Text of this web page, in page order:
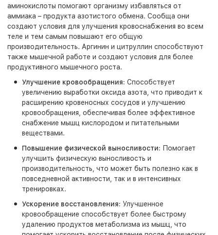
аминокислоты помогают организму избавляться от
аммиака – продукта азотистого обмена. Сообща они
создают условия для улучшения кровоснабжения во всем
теле и тем самым повышают его общую
производительность. Аргинин и цитруллин способствуют
также мышечной работе и создают условия для более
продуктивного мышечного роста.
Улучшение кровообращения: Способствует
увеличению выработки оксида азота, что приводит к
расширению кровеносных сосудов и улучшению
кровообращения, обеспечивая более эффективное
снабжение мышц кислородом и питательными
веществами.
Повышение физической выносливости: Помогает
улучшить физическую выносливость и
производительность, что может быть полезно как в
повседневной активности, так и в интенсивных
тренировках.
Ускорение восстановления: Улучшенное
кровообращение способствует более быстрому
удалению продуктов метаболизма из мышц, что